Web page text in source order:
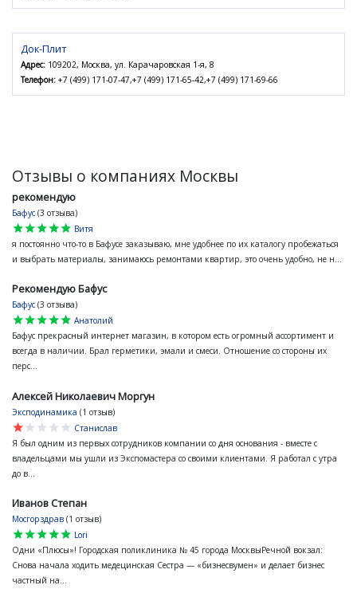
Док-Плит
Адрес: 109202, Москва, ул. Карачаровская 1-я, 8
Телефон: +7 (499) 171-07-47,+7 (499) 171-65-42,+7 (499) 171-69-66
Отзывы о компаниях Москвы
рекомендую
Бафус (3 отзыва)
star
star
star
star
star
Витя
я постоянно что-то в Бафусе заказываю, мне удобнее по их каталогу пробежаться
и выбрать материалы, занимаюсь ремонтами квартир, это очень удобно, не н...
Рекомендую Бафус
Бафус (3 отзыва)
star
star
star
star
star
Анатолий
Бафус прекрасный интернет магазин, в котором есть огромный ассортимент и
всегда в наличии. Брал герметики, эмали и смеси. Отношение со стороны их
перс...
Алексей Николаевич Моргун
Эксподинамика (1 отзыв)
star
star
star
star
star
Станислав
Я был одним из первых сотрудников компании со дня основания - вместе с
владельцами мы ушли из Экспомастера со своими клиентами. Я работал с утра
до в...
Иванов Степан
Мосгорздрав (1 отзыв)
star
star
star
star
star
Lori
Одни «Плюсы»! Городская поликлиника № 45 города МосквыРечной вокзал:
Снова начала ходить медецинская Сестра — «бизнесвумен» и делает бизнес
частный на...